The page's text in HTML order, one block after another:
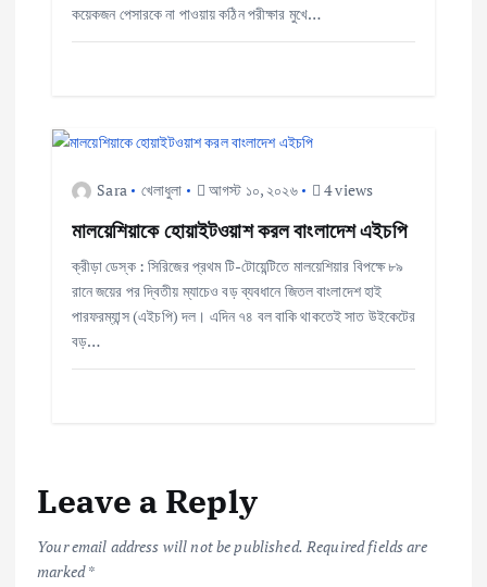
কয়েকজন পেসারকে না পাওয়ায় কঠিন পরীক্ষার মুখে…
Sara খেলাধুলা আগস্ট ১০, ২০২৬ 4 views
মালয়েশিয়াকে হোয়াইটওয়াশ করল বাংলাদেশ এইচপি
ক্রীড়া ডেস্ক : সিরিজের প্রথম টি-টোয়েন্টিতে মালয়েশিয়ার বিপক্ষে ৮৯
রানে জয়ের পর দ্বিতীয় ম্যাচেও বড় ব্যবধানে জিতল বাংলাদেশ হাই
পারফরম্যান্স (এইচপি) দল। এদিন ৭৪ বল বাকি থাকতেই সাত উইকেটের
বড়…
Leave a Reply
Your email address will not be published. Required fields are
marked*